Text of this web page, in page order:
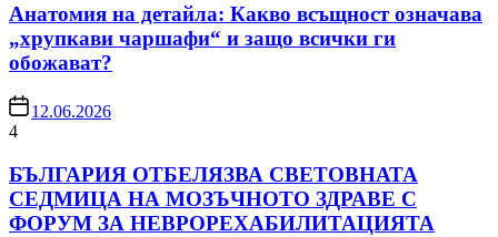
Анатомия на детайла: Какво всъщност означава
„хрупкави чаршафи“ и защо всички ги
обожават?
12.06.2026
4
БЪЛГАРИЯ ОТБЕЛЯЗВА СВЕТОВНАТА
СЕДМИЦА НА МОЗЪЧНОТО ЗДРАВЕ С
ФОРУМ ЗА НЕВРОРЕХАБИЛИТАЦИЯТА